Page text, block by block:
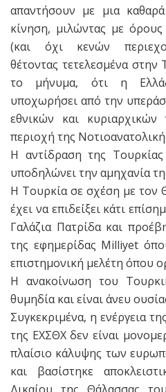
απαντήσουν με μια καθαρά
κίνηση, μιλώντας με
(και όχι κενών
θέτοντας τετελεσμένα στην
το μήνυμα, ότι η
υποχωρήσει από την
εθνικών και
περιοχή της
Η αντίδραση της Τουρκίας
υποδηλώνει την αμηχανία
Η Τουρκία σε σχέση με τον
έχει να επιδείξει κάτι
Γαλάζια Πατρίδα και
της εφημερίδας Milliyet
επιστημονική μελέτη όπου
Η ανακοίνωση του
θυμηδία και είναι άνευ
Συγκεκριμένα, η ενέργεια
της ΕΧΣΘΧ δεν είναι
πλαίσιο κάλυψης των
και βασίστηκε